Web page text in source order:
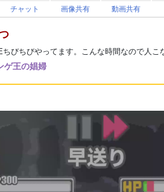
チャット 画像共有 動画共有
ちびちびやってます。こんな時間なので人こ
ゲ王の娼婦